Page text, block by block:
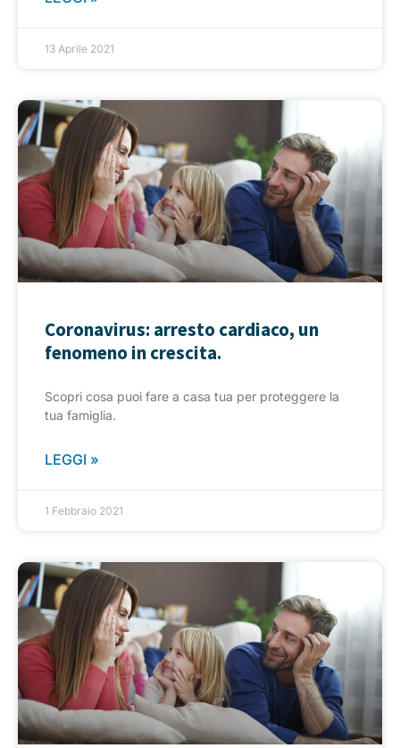
13 Aprile 2021
Coronavirus: arresto cardiaco, un
fenomeno in crescita.
Scopri cosa puoi fare a casa tua per proteggere la
tua famiglia.
LEGGI »
1 Febbraio 2021